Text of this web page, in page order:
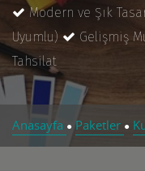
Modern ve Şık
Uyumlu)
Gelişmiş
Tahsilat
Anasayfa ● Paketler ●